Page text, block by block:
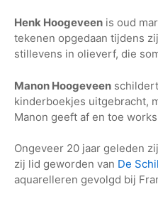
Henk Hoogeveen is oud
tekenen opgedaan tijdens
stillevens in olieverf, die
Manon Hoogeveen
kinderboekjes uitgebracht,
Manon geeft af en toe
Ongeveer 20 jaar geleden
zij lid geworden van De
aquarelleren gevolgd bij